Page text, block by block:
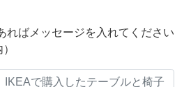
ればメッセージを入れてください